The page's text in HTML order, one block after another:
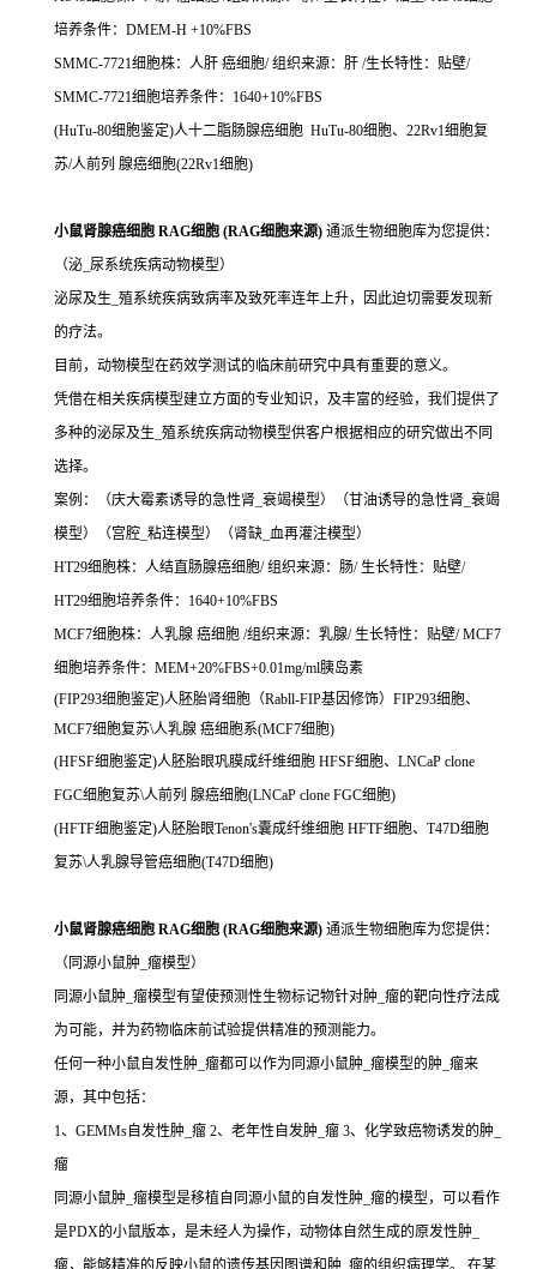
培养条件：DMEM-H +10%FBS
SMMC-7721细胞株：人肝 癌细胞/ 组织来源：肝 /生长特性：贴壁/
SMMC-7721细胞培养条件：1640+10%FBS
(HuTu-80细胞鉴定)人十二脂肠腺癌细胞 HuTu-80细胞、22Rv1细胞复
苏/人前列 腺癌细胞(22Rv1细胞)
小鼠肾腺癌细胞 RAG细胞 (RAG细胞来源) 通派生物细胞库为您提供：
（泌_尿系统疾病动物模型）
泌尿及生_殖系统疾病致病率及致死率连年上升，因此迫切需要发现新
的疗法。
目前，动物模型在药效学测试的临床前研究中具有重要的意义。
凭借在相关疾病模型建立方面的专业知识，及丰富的经验，我们提供了
多种的泌尿及生_殖系统疾病动物模型供客户根据相应的研究做出不同
选择。
案例：（庆大霉素诱导的急性肾_衰竭模型）（甘油诱导的急性肾_衰竭
模型）（宫腔_粘连模型）（肾缺_血再灌注模型）
HT29细胞株：人结直肠腺癌细胞/ 组织来源：肠/ 生长特性：贴壁/
HT29细胞培养条件：1640+10%FBS
MCF7细胞株：人乳腺 癌细胞 /组织来源：乳腺/ 生长特性：贴壁/ MCF7
细胞培养条件：MEM+20%FBS+0.01mg/ml胰岛素
(FIP293细胞鉴定)人胚胎肾细胞（Rabll-FIP基因修饰）FIP293细胞、
MCF7细胞复苏\人乳腺 癌细胞系(MCF7细胞)
(HFSF细胞鉴定)人胚胎眼巩膜成纤维细胞 HFSF细胞、LNCaP clone
FGC细胞复苏\人前列 腺癌细胞(LNCaP clone FGC细胞)
(HFTF细胞鉴定)人胚胎眼Tenon's囊成纤维细胞 HFTF细胞、T47D细胞
复苏\人乳腺导管癌细胞(T47D细胞)
小鼠肾腺癌细胞 RAG细胞 (RAG细胞来源) 通派生物细胞库为您提供：
（同源小鼠肿_瘤模型）
同源小鼠肿_瘤模型有望使预测性生物标记物针对肿_瘤的靶向性疗法成
为可能，并为药物临床前试验提供精准的预测能力。
任何一种小鼠自发性肿_瘤都可以作为同源小鼠肿_瘤模型的肿_瘤来
源，其中包括：
1、GEMMs自发性肿_瘤 2、老年性自发肿_瘤 3、化学致癌物诱发的肿_
瘤
同源小鼠肿_瘤模型是移植自同源小鼠的自发性肿_瘤的模型，可以看作
是PDX的小鼠版本，是未经人为操作，动物体自然生成的原发性肿_
瘤，能够精准的反映小鼠的遗传基因图谱和肿_瘤的组织病理学。 在某